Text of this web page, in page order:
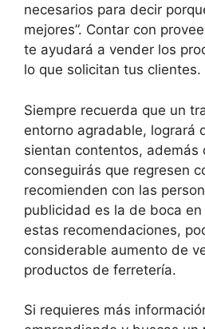
necesarios para decir
mejores”. Contar con
te ayudará a vender los
lo que solicitan tus clientes.
Siempre recuerda que un
entorno agradable, logrará
sientan contentos, además
conseguirás que regresen
recomienden con las
publicidad es la de boca
estas recomendaciones,
considerable aumento de
productos de ferretería.
Si requieres más